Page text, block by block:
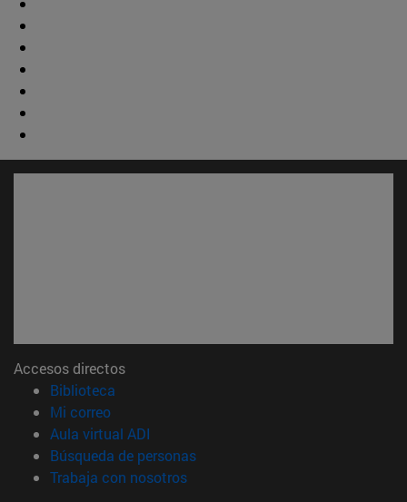
Accesos directos
Biblioteca
Mi correo(abre en nueva ventana)
Aula virtual ADI
Búsqueda de personas(abre en nueva ventana)
Trabaja con nosotros(abre en nueva ventana)